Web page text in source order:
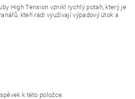
High Tension vznikl rychlý potah, který je
kteří rádi využívají výpadový útok a
k této položce.